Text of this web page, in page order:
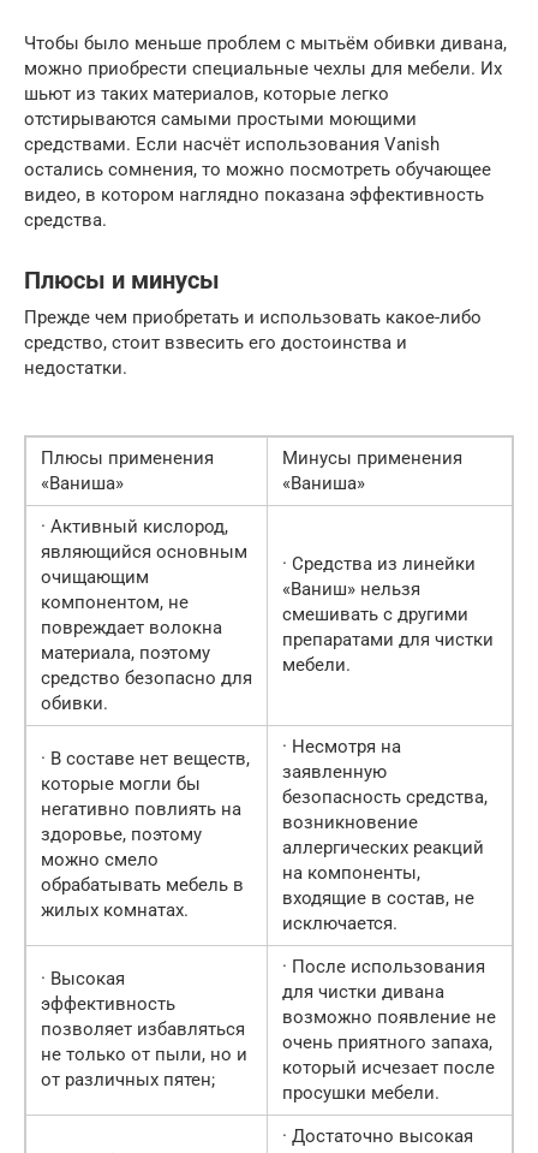
Чтобы было меньше проблем с мытьём обивки дивана,
можно приобрести специальные чехлы для мебели. Их
шьют из таких материалов, которые легко
отстирываются самыми простыми моющими
средствами. Если насчёт использования Vanish
остались сомнения, то можно посмотреть обучающее
видео, в котором наглядно показана эффективность
средства.
Плюсы и минусы
Прежде чем приобретать и использовать какое-либо
средство, стоит взвесить его достоинства и
недостатки.
Плюсы применения
«Ваниша»
Минусы применения
«Ваниша»
· Активный кислород,
являющийся основным
очищающим
компонентом, не
повреждает волокна
материала, поэтому
средство безопасно для
обивки.
· Средства из линейки
«Ваниш» нельзя
смешивать с другими
препаратами для чистки
мебели.
· В составе нет веществ,
которые могли бы
негативно повлиять на
здоровье, поэтому
можно смело
обрабатывать мебель в
жилых комнатах.
· Несмотря на
заявленную
безопасность средства,
возникновение
аллергических реакций
на компоненты,
входящие в состав, не
исключается.
· Высокая
эффективность
позволяет избавляться
не только от пыли, но и
от различных пятен;
· После использования
для чистки дивана
возможно появление не
очень приятного запаха,
который исчезает после
просушки мебели.
· Достаточно высокая